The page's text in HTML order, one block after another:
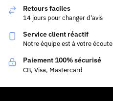
Retours faciles
14 jours pour changer d'avis
Service client réactif
Notre équipe est à votre écoute
Paiement 100% sécurisé
CB, Visa, Mastercard